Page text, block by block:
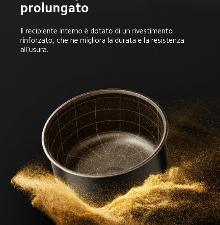
prolungato
Il recipiente interno è dotato di un rivestimento
rinforzato, che ne migliora la durata e la resistenza
all'usura.